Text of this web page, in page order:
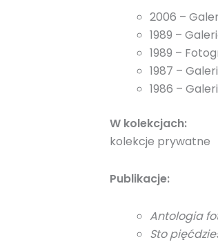
2006 –
1989 –
1989 –
1987 –
1986 –
W kolekcjach:
kolekcje prywatne
Publikacje:
Antologia
Sto